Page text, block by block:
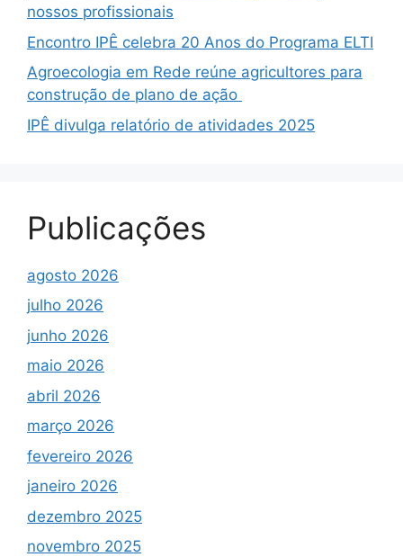
nossos profissionais
Encontro IPÊ celebra 20 Anos do Programa ELTI
Agroecologia em Rede reúne agricultores para
construção de plano de ação
IPÊ divulga relatório de atividades 2025
Publicações
agosto 2026
julho 2026
junho 2026
maio 2026
abril 2026
março 2026
fevereiro 2026
janeiro 2026
dezembro 2025
novembro 2025